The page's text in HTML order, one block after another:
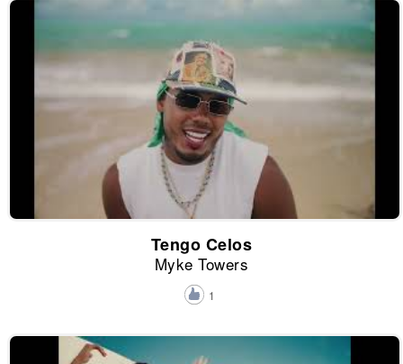
Tengo Celos
Myke Towers
1